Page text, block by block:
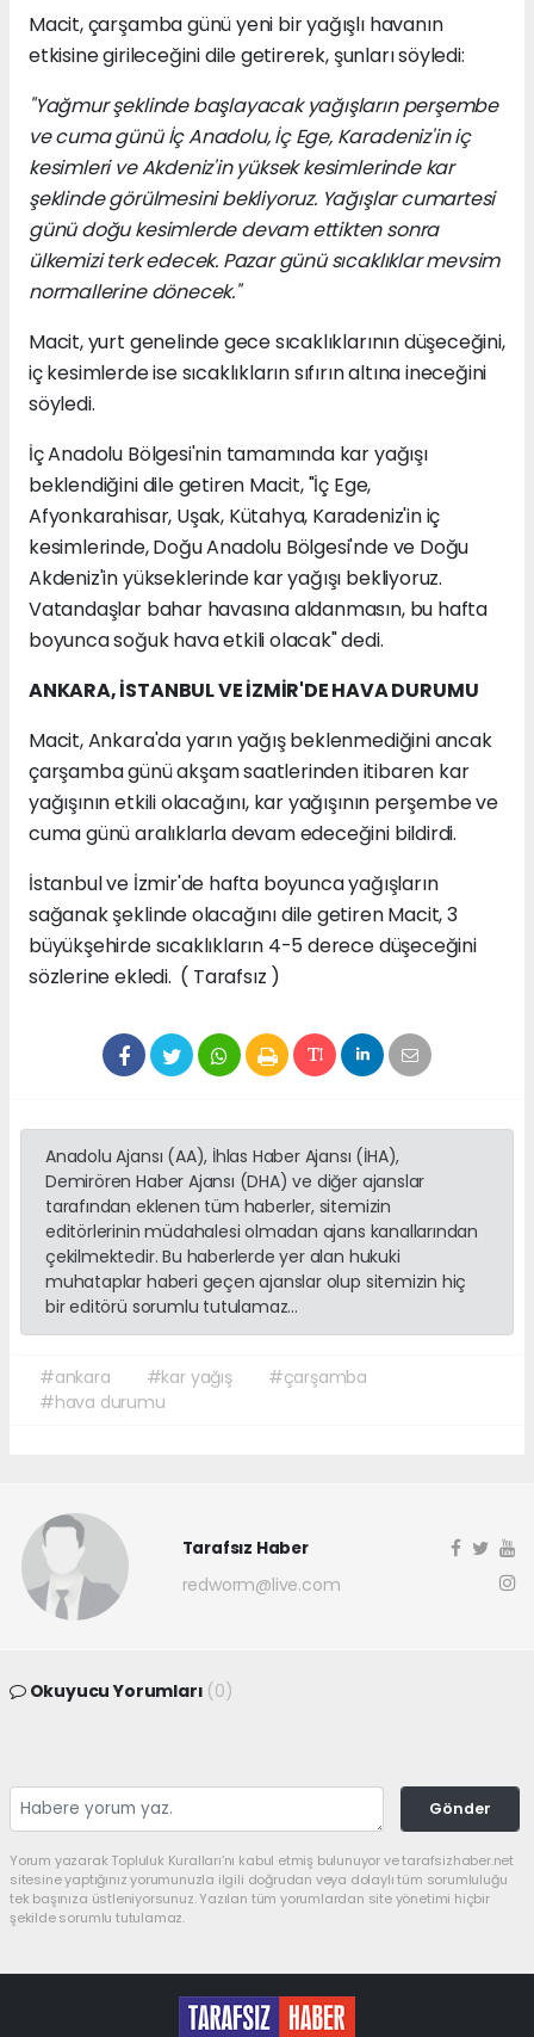
Macit, çarşamba günü yeni bir yağışlı havanın
etkisine girileceğini dile getirerek, şunları söyledi:
"Yağmur şeklinde başlayacak yağışların perşembe
ve cuma günü İç Anadolu, İç Ege, Karadeniz'in iç
kesimleri ve Akdeniz'in yüksek kesimlerinde kar
şeklinde görülmesini bekliyoruz. Yağışlar cumartesi
günü doğu kesimlerde devam ettikten sonra
ülkemizi terk edecek. Pazar günü sıcaklıklar mevsim
normallerine dönecek."
Macit, yurt genelinde gece sıcaklıklarının düşeceğini,
iç kesimlerde ise sıcaklıkların sıfırın altına ineceğini
söyledi.
İç Anadolu Bölgesi'nin tamamında kar yağışı
beklendiğini dile getiren Macit, "İç Ege,
Afyonkarahisar, Uşak, Kütahya, Karadeniz'in iç
kesimlerinde, Doğu Anadolu Bölgesi'nde ve Doğu
Akdeniz'in yükseklerinde kar yağışı bekliyoruz.
Vatandaşlar bahar havasına aldanmasın, bu hafta
boyunca soğuk hava etkili olacak" dedi.
ANKARA, İSTANBUL VE İZMİR'DE HAVA DURUMU
Macit, Ankara'da yarın yağış beklenmediğini ancak
çarşamba günü akşam saatlerinden itibaren kar
yağışının etkili olacağını, kar yağışının perşembe ve
cuma günü aralıklarla devam edeceğini bildirdi.
İstanbul ve İzmir'de hafta boyunca yağışların
sağanak şeklinde olacağını dile getiren Macit, 3
büyükşehirde sıcaklıkların 4-5 derece düşeceğini
sözlerine ekledi. ( Tarafsız )
Anadolu Ajansı (AA), İhlas Haber Ajansı (İHA),
Demirören Haber Ajansı (DHA) ve diğer ajanslar
tarafından eklenen tüm haberler, sitemizin
editörlerinin müdahalesi olmadan ajans kanallarından
çekilmektedir. Bu haberlerde yer alan hukuki
muhataplar haberi geçen ajanslar olup sitemizin hiç
bir editörü sorumlu tutulamaz...
#ankara #kar yağış
#çarşamba
#hava durumu
Tarafsız Haber
redworm@live.com
Okuyucu Yorumları (0)
Gönder
Yorum yazarak Topluluk Kuralları’nı kabul etmiş bulunuyor ve tarafsizhaber.net
sitesine yaptığınız yorumunuzla ilgili doğrudan veya dolaylı tüm sorumluluğu
tek başınıza üstleniyorsunuz. Yazılan tüm yorumlardan site yönetimi hiçbir
şekilde sorumlu tutulamaz.